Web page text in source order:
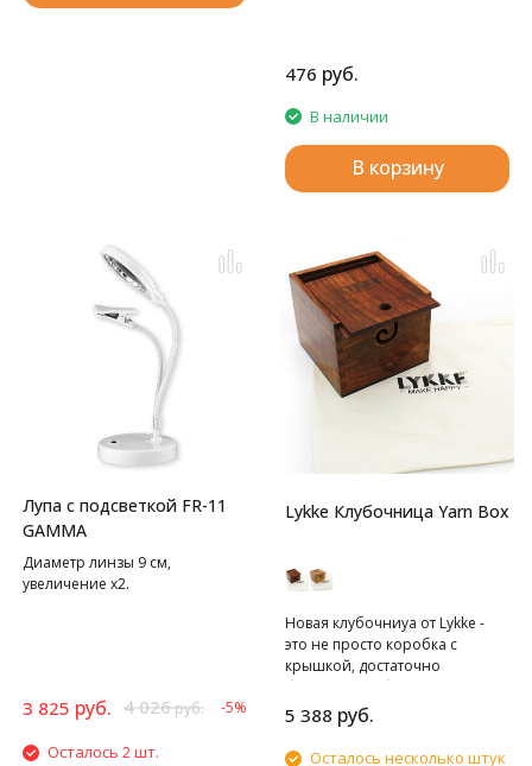
476 руб.
В наличии
В корзину
Лупа с подсветкой FR-11
GAMMA
Диаметр линзы 9 см,
увеличение х2.
3 825 руб. 4 026руб. -5%
Осталось 2 шт.
Lykke Клубочница Yarn Box
Новая клубочниуа от Lykke -
это не просто коробка с
крышкой, достаточно
большая, чтобы вместить
моток или несколько мотков
пряжи, размером с яйцо
дракона. В крышке есть
5 388 руб.
Осталось несколько штук